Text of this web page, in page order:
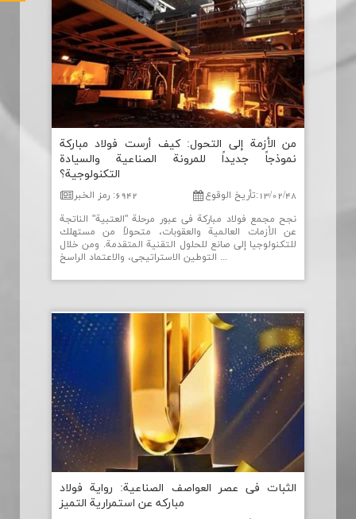
من الأزمة إلی التحول: كیف أرست فولاد مباركة
نموذجاً جدیداً للمرونة الصناعیة والسیادة
التكنولوجیة؟
رمز الخبر:6942 تأریخ الوقوع:13/02/48
نجح مجمع فولاد مباركة في عبور مرحلة "العتبية" الناتجة
عن الأزمات العالمية والعقوبات، متحولاً من مستهلك
للتكنولوجيا إلى صانع للحلول التقنية المتقدمة. ومن خلال
التوطين الاستراتيجي، والاعتماد الراسخ ...
الثبات فی عصر العواصف الصناعیة: روایة فولاد
مباركه عن استمراریة التمیز